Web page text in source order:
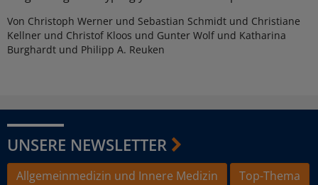
Von Christoph Werner und Sebastian Schmidt und Christiane
Kellner und Christof Kloos und Gunter Wolf und Katharina
Burghardt und Philipp A. Reuken
UNSERE NEWSLETTER
Allgemeinmedizin und Innere Medizin
Top-Thema